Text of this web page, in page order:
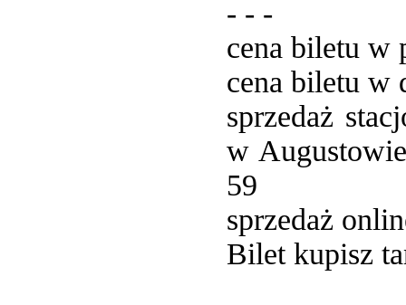
- - -
cena biletu w
cena biletu w
sprzedaż
w
59
sprzedaż
Bilet kupisz